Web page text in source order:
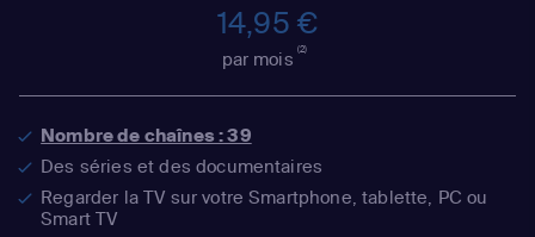
14,95 €
par mois(2)
Nombre de chaînes : 39
Des séries et des documentaires
Regarder la TV sur votre Smartphone, tablette, PC ou
Smart TV